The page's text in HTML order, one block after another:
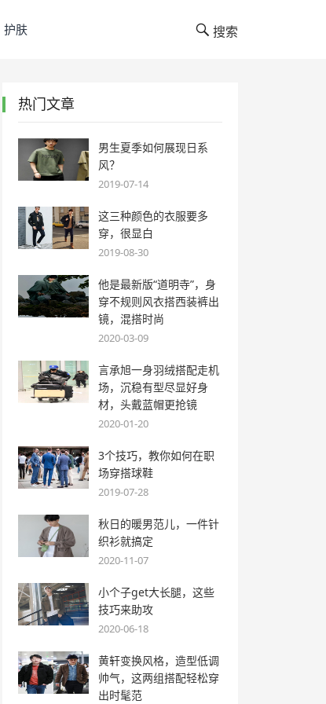
护肤 搜索
热门文章
男生夏季如何展现日系
风？
2019-07-14
这三种颜色的衣服要多
穿，很显白
2019-08-30
他是最新版“道明寺”，身
穿不规则风衣搭西装裤出
镜，混搭时尚
2020-03-09
言承旭一身羽绒搭配走机
场，沉稳有型尽显好身
材，头戴蓝帽更抢镜
2020-01-20
3个技巧，教你如何在职
场穿搭球鞋
2019-07-28
秋日的暖男范儿，一件针
织衫就搞定
2020-11-07
小个子get大长腿，这些
技巧来助攻
2020-06-18
黄轩变换风格，造型低调
帅气，这两组搭配轻松穿
出时髦范